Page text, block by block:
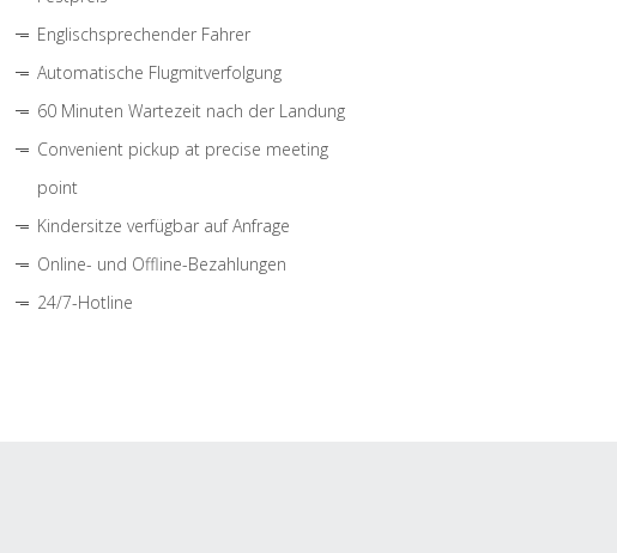
Englischsprechender Fahrer
Automatische Flugmitverfolgung
60 Minuten Wartezeit nach der Landung
Convenient pickup at precise meeting
point
Kindersitze verfügbar auf Anfrage
Online- und Offline-Bezahlungen
24/7-Hotline